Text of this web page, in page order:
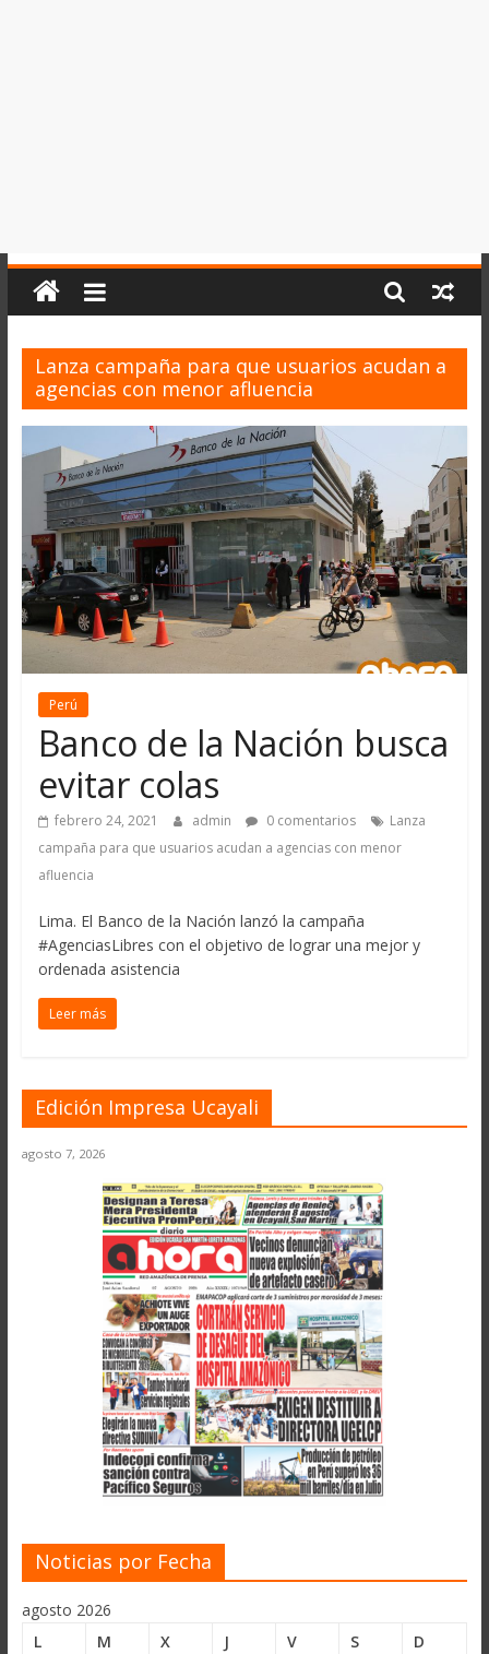
Lanza campaña para que usuarios acudan a
agencias con menor afluencia
Perú
Banco de la Nación busca
evitar colas
febrero 24, 2021 admin 0 comentarios
Lanza
campaña para que usuarios acudan a agencias con menor
afluencia
Lima. El Banco de la Nación lanzó la campaña
#AgenciasLibres con el objetivo de lograr una mejor y
ordenada asistencia
Leer más
Edición Impresa Ucayali
agosto 7, 2026
Noticias por Fecha
agosto 2026
L
M X J V S
D